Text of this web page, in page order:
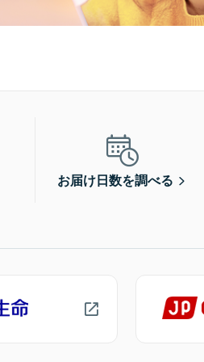
お届け日数を調べる